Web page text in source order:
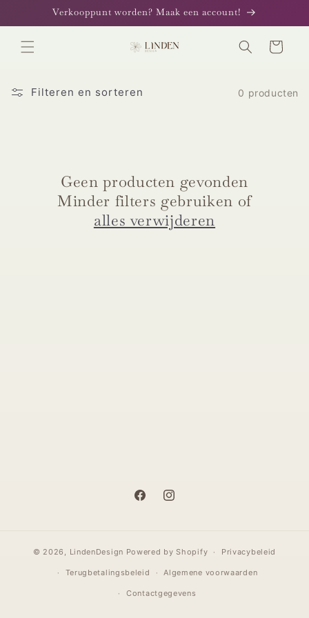
naar de
content
Verkooppunt worden? Maak een account!
Winkelwagen
Filteren en sorteren 0 producten
Geen producten gevonden
Minder filters gebruiken of
alles verwijderen
FacebookInstagram
© 2026, LindenDesign Powered by Shopify Privacybeleid
Terugbetalingsbeleid Algemene voorwaarden
Contactgegevens